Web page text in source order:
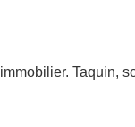
Taquin,